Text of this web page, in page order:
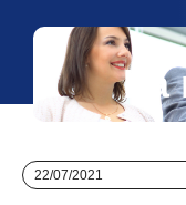
La
22/07/2021